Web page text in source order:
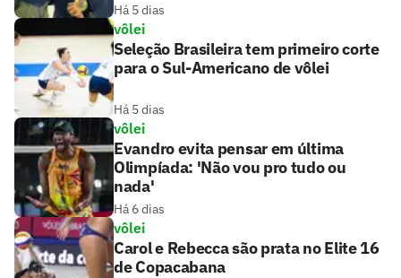
Há 5 dias
vôlei
Seleção Brasileira tem primeiro corte
para o Sul-Americano de vôlei
Há 5 dias
vôlei
Evandro evita pensar em última
Olimpíada: 'Não vou pro tudo ou
nada'
Há 6 dias
vôlei
Carol e Rebecca são prata no Elite 16
de Copacabana